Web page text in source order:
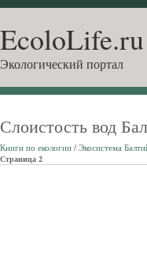
EcoloLife.ru
Экологический портал
Слоистость вод
Книги по екологии / Экосистема
Страница 2